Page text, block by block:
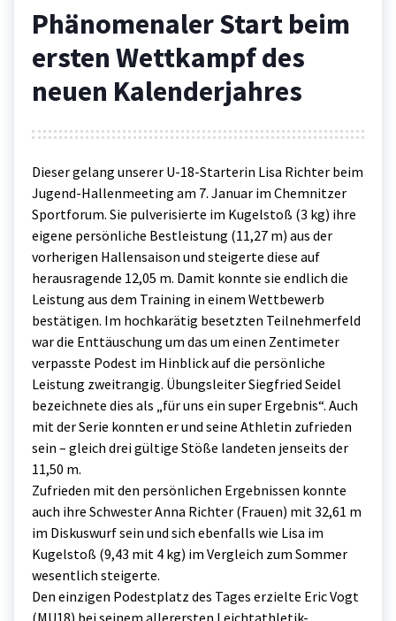
Phänomenaler Start beim
ersten Wettkampf des
neuen Kalenderjahres
Dieser gelang unserer U-18-Starterin Lisa Richter beim
Jugend-Hallenmeeting am 7. Januar im Chemnitzer
Sportforum. Sie pulverisierte im Kugelstoß (3 kg) ihre
eigene persönliche Bestleistung (11,27 m) aus der
vorherigen Hallensaison und steigerte diese auf
herausragende 12,05 m. Damit konnte sie endlich die
Leistung aus dem Training in einem Wettbewerb
bestätigen. Im hochkarätig besetzten Teilnehmerfeld
war die Enttäuschung um das um einen Zentimeter
verpasste Podest im Hinblick auf die persönliche
Leistung zweitrangig. Übungsleiter Siegfried Seidel
bezeichnete dies als „für uns ein super Ergebnis“. Auch
mit der Serie konnten er und seine Athletin zufrieden
sein – gleich drei gültige Stöße landeten jenseits der
11,50 m.
Zufrieden mit den persönlichen Ergebnissen konnte
auch ihre Schwester Anna Richter (Frauen) mit 32,61 m
im Diskuswurf sein und sich ebenfalls wie Lisa im
Kugelstoß (9,43 mit 4 kg) im Vergleich zum Sommer
wesentlich steigerte.
Den einzigen Podestplatz des Tages erzielte Eric Vogt